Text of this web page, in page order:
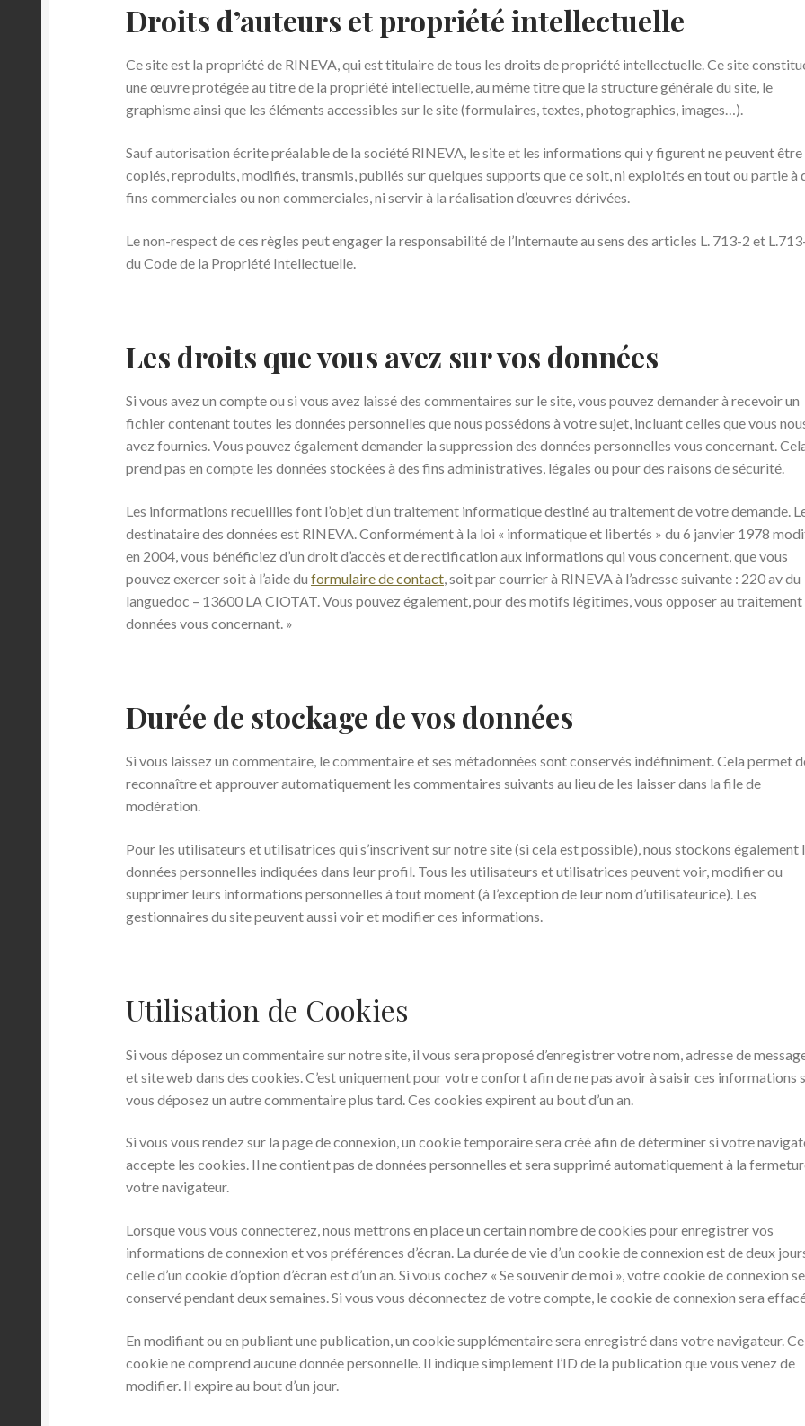
Droits d’auteurs et propriété intellectuelle
Ce site est la propriété de RINEVA, qui est titulaire de tous les droits de propriété intellectuelle. Ce site
une œuvre protégée au titre de la propriété intellectuelle, au même titre que la structure générale du site, le
graphisme ainsi que les éléments accessibles sur le site (formulaires, textes, photographies, images…).
Sauf autorisation écrite préalable de la société RINEVA, le site et les informations qui y figurent ne peuvent être
copiés, reproduits, modifiés, transmis, publiés sur quelques supports que ce soit, ni exploités en tout ou partie à
fins commerciales ou non commerciales, ni servir à la réalisation d’œuvres dérivées.
Le non-respect de ces règles peut engager la responsabilité de l’Internaute au sens des articles L. 713-2 et
du Code de la Propriété Intellectuelle.
Les droits que vous avez sur vos données
Si vous avez un compte ou si vous avez laissé des commentaires sur le site, vous pouvez demander à recevoir un
fichier contenant toutes les données personnelles que nous possédons à votre sujet, incluant celles que vous
avez fournies. Vous pouvez également demander la suppression des données personnelles vous concernant.
prend pas en compte les données stockées à des fins administratives, légales ou pour des raisons de sécurité.
Les informations recueillies font l’objet d’un traitement informatique destiné au traitement de votre demande.
destinataire des données est RINEVA. Conformément à la loi « informatique et libertés » du 6 janvier 1978
en 2004, vous bénéficiez d’un droit d’accès et de rectification aux informations qui vous concernent, que vous
pouvez exercer soit à l’aide duformulaire de contact, soit par courrier à RINEVA à l’adresse suivante : 220 av du
languedoc – 13600 LA CIOTAT. Vous pouvez également, pour des motifs légitimes, vous opposer au traitement
données vous concernant. »
Durée de stockage de vos données
Si vous laissez un commentaire, le commentaire et ses métadonnées sont conservés indéfiniment. Cela permet
reconnaître et approuver automatiquement les commentaires suivants au lieu de les laisser dans la file de
modération.
Pour les utilisateurs et utilisatrices qui s’inscrivent sur notre site (si cela est possible), nous stockons également
données personnelles indiquées dans leur profil. Tous les utilisateurs et utilisatrices peuvent voir, modifier ou
supprimer leurs informations personnelles à tout moment (à l’exception de leur nom d’utilisateurice). Les
gestionnaires du site peuvent aussi voir et modifier ces informations.
Utilisation de Cookies
Si vous déposez un commentaire sur notre site, il vous sera proposé d’enregistrer votre nom, adresse de
et site web dans des cookies. C’est uniquement pour votre confort afin de ne pas avoir à saisir ces informations
vous déposez un autre commentaire plus tard. Ces cookies expirent au bout d’un an.
Si vous vous rendez sur la page de connexion, un cookie temporaire sera créé afin de déterminer si votre
accepte les cookies. Il ne contient pas de données personnelles et sera supprimé automatiquement à la
votre navigateur.
Lorsque vous vous connecterez, nous mettrons en place un certain nombre de cookies pour enregistrer vos
informations de connexion et vos préférences d’écran. La durée de vie d’un cookie de connexion est de deux
celle d’un cookie d’option d’écran est d’un an. Si vous cochez « Se souvenir de moi », votre cookie de connexion
conservé pendant deux semaines. Si vous vous déconnectez de votre compte, le cookie de connexion sera
En modifiant ou en publiant une publication, un cookie supplémentaire sera enregistré dans votre navigateur. Ce
cookie ne comprend aucune donnée personnelle. Il indique simplement l’ID de la publication que vous venez de
modifier. Il expire au bout d’un jour.